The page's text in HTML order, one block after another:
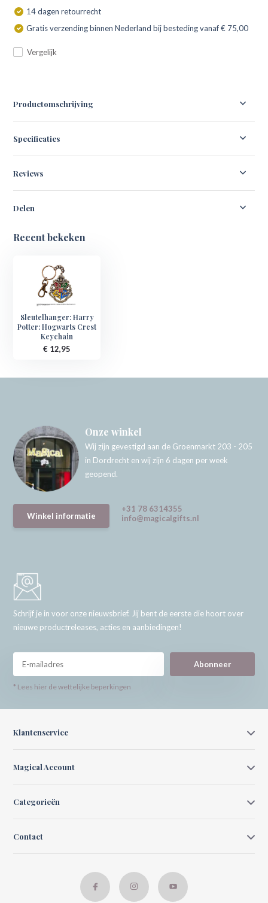
14 dagen retourrecht
Gratis verzending binnen Nederland bij besteding vanaf € 75,00
Vergelijk
Productomschrijving
Specificaties
Reviews
Delen
Recent bekeken
Sleutelhanger: Harry
Potter: Hogwarts Crest
Keychain
€ 12,95
Onze winkel
Wij zijn gevestigd aan de Groenmarkt 203 - 205
in Dordrecht en wij zijn 6 dagen per week
geopend.
Winkel informatie
+31 78 6314355
info@magicalgifts.nl
Schrijf je in voor onze nieuwsbrief. Jij bent de eerste die hoort over
nieuwe productreleases, acties en aanbiedingen!
Abonneer
* Lees hier de wettelijke beperkingen
Klantenservice
Magical Account
Categorieën
Contact